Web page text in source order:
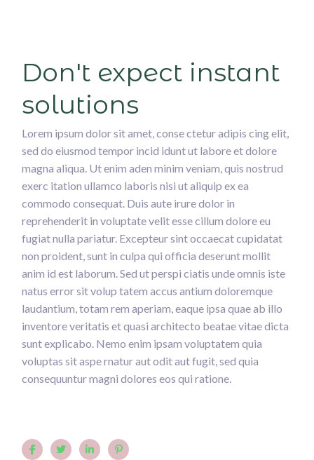
Don't expect instant
solutions
Lorem ipsum dolor sit amet, conse ctetur adipis cing elit,
sed do eiusmod tempor incid idunt ut labore et dolore
magna aliqua. Ut enim aden minim veniam, quis nostrud
exerc itation ullamco laboris nisi ut aliquip ex ea
commodo consequat. Duis aute irure dolor in
reprehenderit in voluptate velit esse cillum dolore eu
fugiat nulla pariatur. Excepteur sint occaecat cupidatat
non proident, sunt in culpa qui officia deserunt mollit
anim id est laborum. Sed ut perspi ciatis unde omnis iste
natus error sit volup tatem accus antium doloremque
laudantium, totam rem aperiam, eaque ipsa quae ab illo
inventore veritatis et quasi architecto beatae vitae dicta
sunt explicabo. Nemo enim ipsam voluptatem quia
voluptas sit aspe rnatur aut odit aut fugit, sed quia
consequuntur magni dolores eos qui ratione.